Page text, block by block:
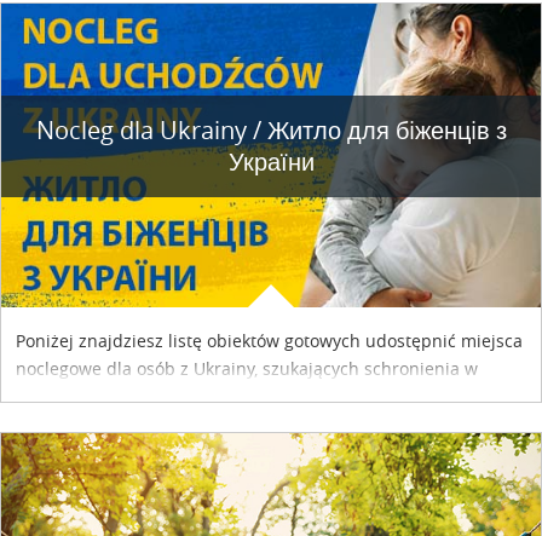
Nocleg dla Ukrainy / Житло для бiженцiв з
України
Poniżej znajdziesz listę obiektów gotowych udostępnić miejsca
noclegowe dla osób z Ukrainy, szukających schronienia w